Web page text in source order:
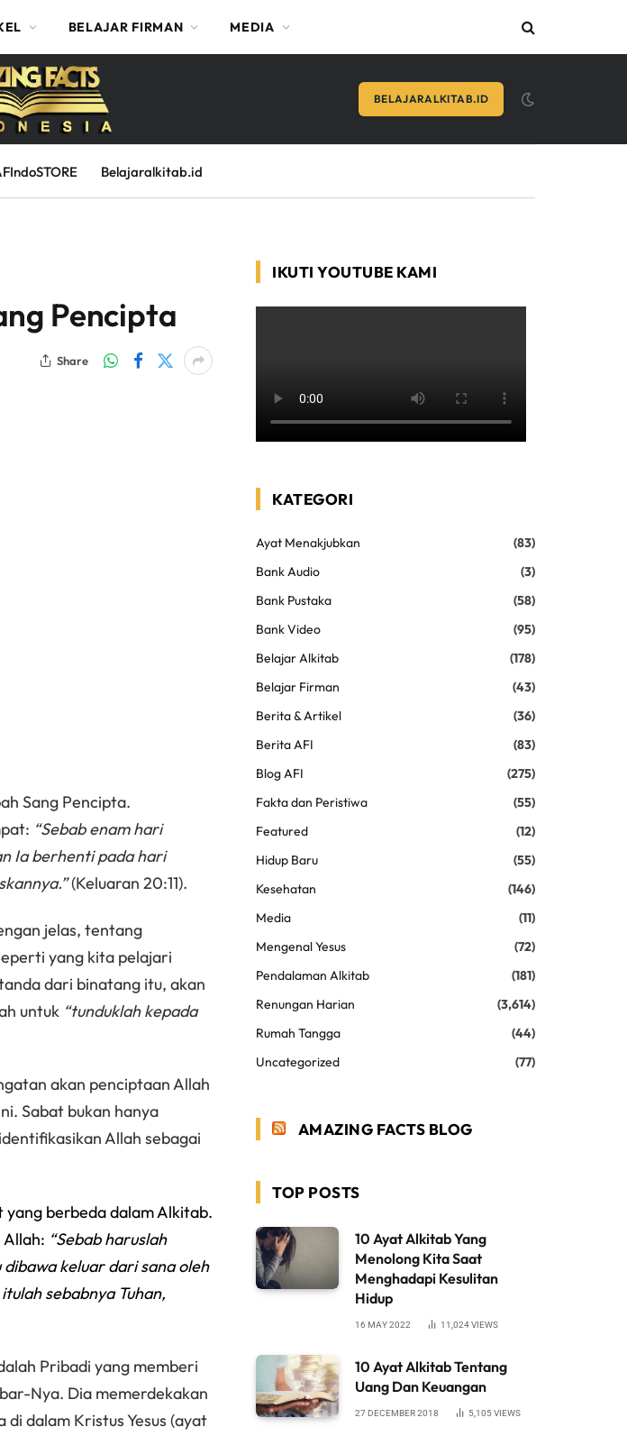
BELAJAR FIRMAN MEDIA
BELAJARALKITAB.ID
Belajaralkitab.id
Pencipta
Share
Sang Pencipta.
“Sebab enam hari
Ia berhenti pada hari
(Keluaran 20:11).
jelas, tentang
yang kita pelajari
dari binatang itu, akan
untuk “tunduklah kepada
akan penciptaan Allah
Sabat bukan hanya
Allah sebagai
yang berbeda dalam Alkitab.
“Sebab haruslah
keluar dari sana oleh
sebabnya Tuhan,
Pribadi yang memberi
Nya. Dia memerdekakan
dalam Kristus Yesus (ayat
IKUTI YOUTUBE KAMI
KATEGORI
Ayat Menakjubkan
(83)
Bank Audio
(3)
Bank Pustaka
(58)
Bank Video
(95)
Belajar Alkitab
(178)
Belajar Firman
(43)
Berita & Artikel
(36)
Berita AFI
(83)
Blog AFI
(275)
Fakta dan Peristiwa
(55)
Featured
(12)
Hidup Baru
(55)
Kesehatan
(146)
Media
(11)
Mengenal Yesus
(72)
Pendalaman Alkitab
(181)
Renungan Harian
(3,614)
Rumah Tangga
(44)
Uncategorized
(77)
AMAZING FACTS BLOG
TOP POSTS
10 Ayat Alkitab Yang
Menolong Kita Saat
Menghadapi Kesulitan
Hidup
16 MAY 2022 11,024VIEWS
10 Ayat Alkitab Tentang
Uang Dan Keuangan
27 DECEMBER 2018 5,105VIEWS